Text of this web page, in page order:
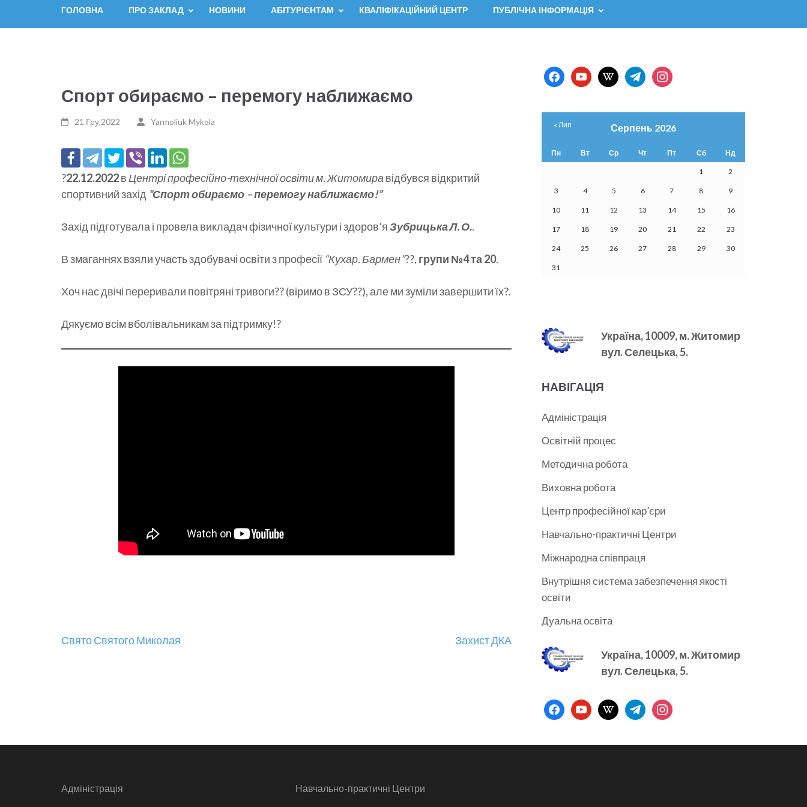
ГОЛОВНА ПРО ЗАКЛАД НОВИНИ АБІТУРІЄНТАМ КВАЛІФІКАЦІЙНИЙ ЦЕНТР ПУБЛІЧНА ІНФОРМАЦІЯ
Спорт обираємо – перемогу наближаємо
21 Гру,2022 Yarmoliuk Mykola
?22.12.2022вЦентрі професійно-технічної освіти м. Житомира відбувся відкритий
спортивний захід “Спорт обираємо – перемогу наближаємо!”
Захід підготувала і провела викладач фізичної культури і здоров’яЗубрицька Л. О..
В змаганнях взяли участь здобувачі освіти з професії “Кухар. Бармен”?‍?, групи №4 та 20.
Хоч нас двічі переривали повітряні тривоги?? (віримо в ЗСУ??), але ми зуміли завершити їх?.
Дякуємо всім вболівальникам за підтримку!?
Навігація
Свято Святого Миколая Захист ДКА
facebookyoutubewikipediatelegraminstagram
Серпень 2026
Пн Вт Ср Чт Пт Сб Нд
1 2
3 4 5 6 7 8 9
10 11 12 13 14 15 16
17 18 19 20 21 22 23
24 25 26 27 28 29 30
31
« Лип
Україна, 10009, м.Житомир
вул. Селецька, 5.
НАВІГАЦІЯ
Адміністрація
Освітній процес
Методична робота
Виховна робота
Центр професійної кар’єри
Навчально-практичні Центри
Міжнародна співпраця
Внутрішня система забезпечення якості
освіти
Дуальна освіта
Україна, 10009, м.Житомир
вул. Селецька, 5.
facebookyoutubewikipediatelegraminstagram
Адміністрація Навчально-практичні Центри